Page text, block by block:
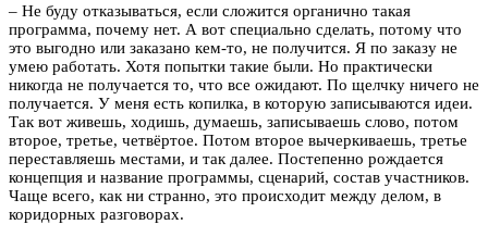
– Не буду отказываться, если сложится органично такая
программа, почему нет. А вот специально сделать, потому что
это выгодно или заказано кем-то, не получится. Я по заказу не
умею работать. Хотя попытки такие были. Но практически
никогда не получается то, что все ожидают. По щелчку ничего не
получается. У меня есть копилка, в которую записываются идеи.
Так вот живешь, ходишь, думаешь, записываешь слово, потом
второе, третье, четвёртое. Потом второе вычеркиваешь, третье
переставляешь местами, и так далее. Постепенно рождается
концепция и название программы, сценарий, состав участников.
Чаще всего, как ни странно, это происходит между делом, в
коридорных разговорах.